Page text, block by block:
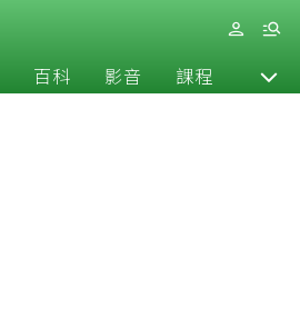
百科 影音 課程 退休